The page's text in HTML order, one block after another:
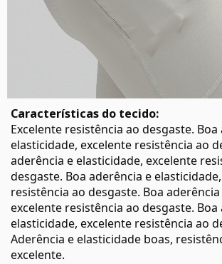
Características do tecido:
Excelente resistência ao desgaste.
elasticidade, excelente resistência ao
aderência e elasticidade, excelente
desgaste. Boa aderência e
resistência ao desgaste. Boa
excelente resistência ao desgaste. Boa
elasticidade, excelente resistência ao
Aderência e elasticidade boas,
excelente.